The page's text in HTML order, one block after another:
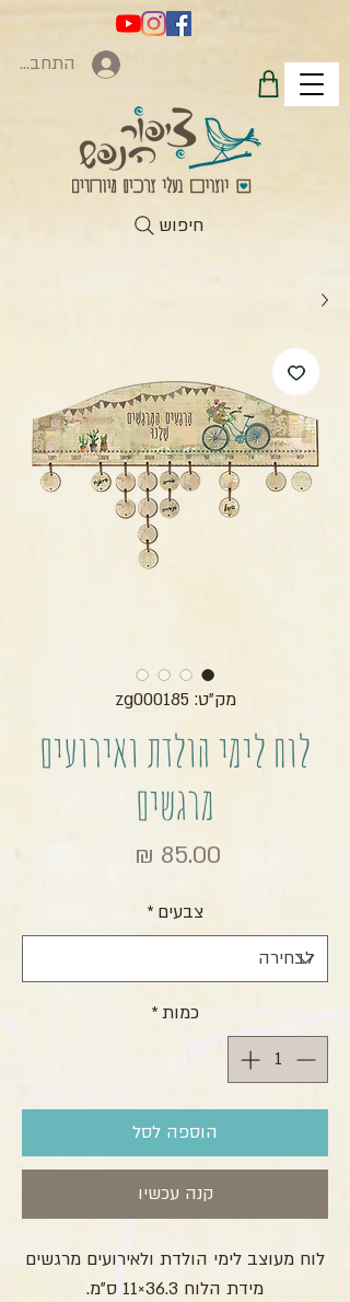
התחברות
חיפוש
מק"ט: zg000185
לוח לימי הולדת ואירועים
מרגשים
צבעים *
כמות*
הוספה לסל
קנה עכשיו
לוח מעוצב לימי הולדת ולאירועים מרגשים
מידת הלוח 36.3×11 ס"מ.